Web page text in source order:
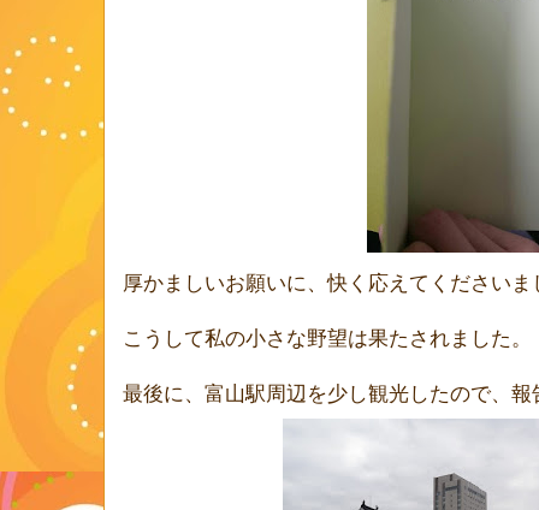
厚かましいお願いに、快く応えてくださいま
こうして私の小さな野望は果たされました。
最後に、富山駅周辺を少し観光したので、報